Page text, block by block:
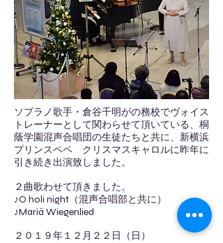
ソプラノ歌手・倉谷千明がの務校でヴォイス
トレーナーとして関わらせて頂いている、桐
蔭学園混声合唱団の生徒たちと共に、新横浜
プリンスペペ クリスマスキャロルに昨年に
引き続き出演致しました。
​２曲歌わせて頂きました。
♪O holi night（混声合唱部と共に）
♪Mariä Wiegenlied
２０１９年１２月２２日（日）